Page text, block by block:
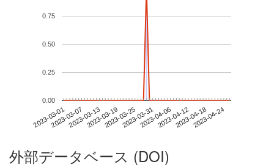
2023-03-012023-03-072023-03-132023-03-192023-03-252023-03-312023-04-062023-04-122023-04-182023-04-24
0.00
0.25
0.50
0.75
外部データベース (DOI)